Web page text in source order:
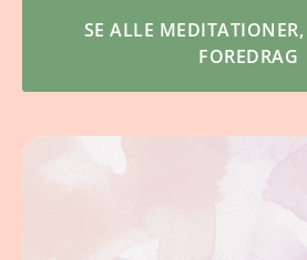
SE ALLE MEDITATIONER,
FOREDRAG